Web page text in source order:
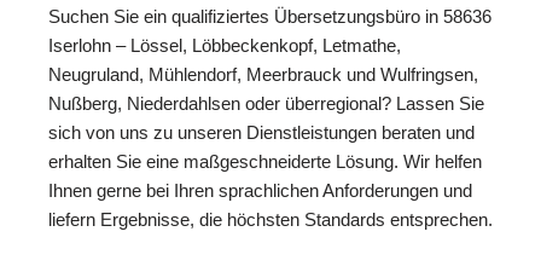
Suchen Sie ein qualifiziertes Übersetzungsbüro in 58636
Iserlohn – Lössel, Löbbeckenkopf, Letmathe,
Neugruland, Mühlendorf, Meerbrauck und Wulfringsen,
Nußberg, Niederdahlsen oder überregional? Lassen Sie
sich von uns zu unseren Dienstleistungen beraten und
erhalten Sie eine maßgeschneiderte Lösung. Wir helfen
Ihnen gerne bei Ihren sprachlichen Anforderungen und
liefern Ergebnisse, die höchsten Standards entsprechen.